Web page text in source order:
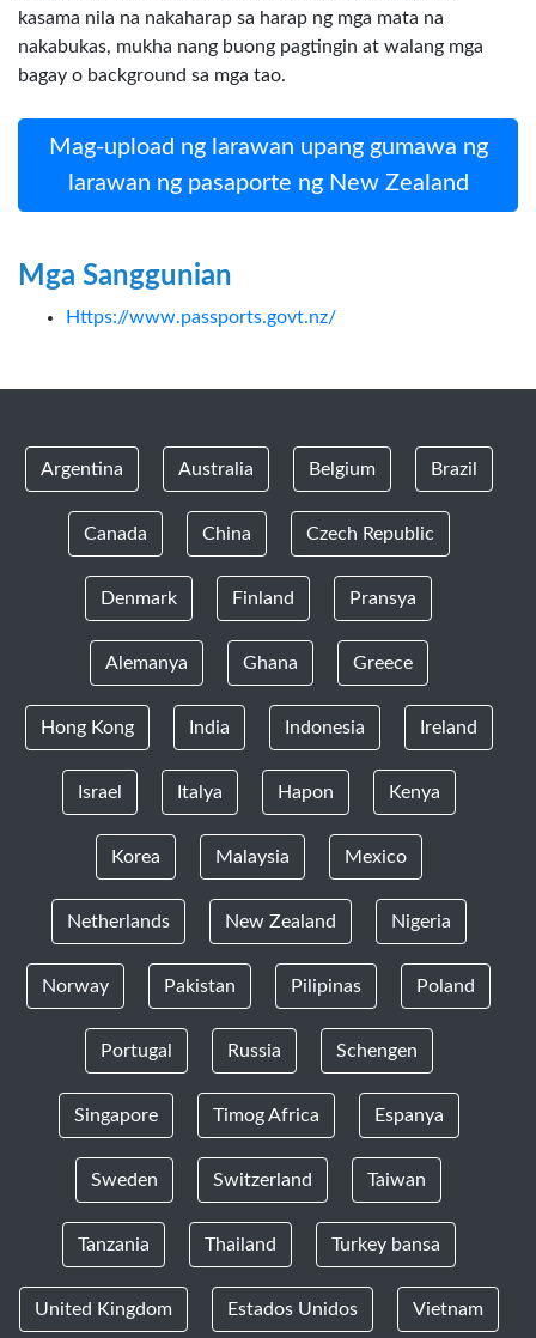
kasama nila na nakaharap sa harap ng mga mata na
nakabukas, mukha nang buong pagtingin at walang mga
bagay o background sa mga tao.
Mag-upload ng larawan upang gumawa ng
larawan ng pasaporte ng New Zealand
Mga Sanggunian
Https://www.passports.govt.nz/
Argentina Australia Belgium Brazil
Canada China Czech Republic
Denmark Finland Pransya
Alemanya Ghana Greece
Hong Kong India Indonesia Ireland
Israel Italya Hapon Kenya
Korea Malaysia Mexico
Netherlands New Zealand Nigeria
Norway Pakistan Pilipinas Poland
Portugal Russia Schengen
Singapore Timog Africa Espanya
Sweden Switzerland Taiwan
Tanzania Thailand Turkey bansa
United Kingdom Estados Unidos Vietnam